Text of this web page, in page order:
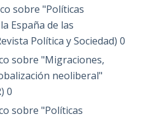
sobre "Políticas
España de las
Política y Sociedad) 0
sobre "Migraciones,
neoliberal"
0
sobre "Políticas